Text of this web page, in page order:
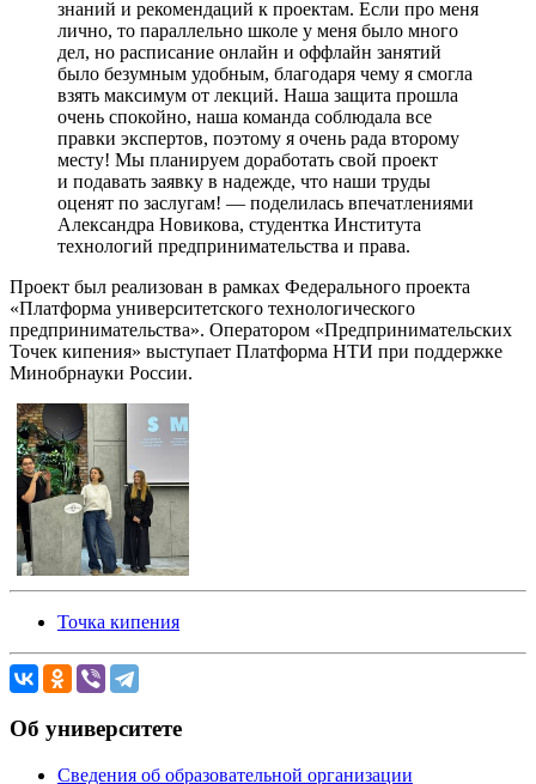
знаний и рекомендаций к проектам. Если про меня
лично, то параллельно школе у меня было много
дел, но расписание онлайн и оффлайн занятий
было безумным удобным, благодаря чему я смогла
взять максимум от лекций. Наша защита прошла
очень спокойно, наша команда соблюдала все
правки экспертов, поэтому я очень рада второму
месту! Мы планируем доработать свой проект
и подавать заявку в надежде, что наши труды
оценят по заслугам! — поделилась впечатлениями
Александра Новикова, студентка Института
технологий предпринимательства и права.
Проект был реализован в рамках Федерального проекта
«Платформа университетского технологического
предпринимательства». Оператором «Предпринимательских
Точек кипения» выступает Платформа НТИ при поддержке
Минобрнауки России.
Точка кипения
Об университете
Сведения об образовательной организации